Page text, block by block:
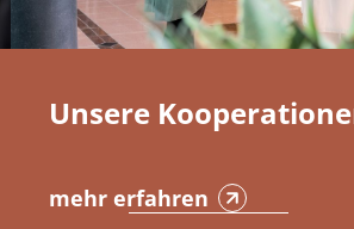
Unsere
mehr erfahren